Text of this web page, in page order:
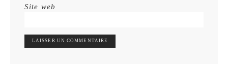
Site web